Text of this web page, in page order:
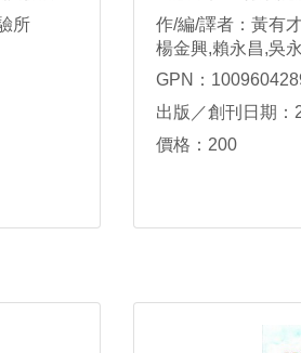
所
作/編/譯者：黃有
楊金興,賴永昌,吳
GPN：
出版／創刊日期：
價格：200